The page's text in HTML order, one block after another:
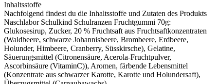
Inhaltsstoffe
Nachfolgend findest du die Inhaltsstoffe und Zutaten des Produkts
Naschlabor Schulkind Schulranzen Fruchtgummi 70g:
Glukosesirup, Zucker, 20 % Fruchtsaft aus Fruchtsaftkonzentraten
(Waldbeere, schwarze Johannisbeere, Brombeere, Erdbeere,
Holunder, Himbeere, Cranberry, Süsskirsche), Gelatine,
Säuerungsmittel (Citronensäure, Acerola-Fruchtpulver,
Ascorbinsäure (VitaminC)), Aromen, färbende Lebensmittel
(Konzentrate aus schwarzer Karotte, Karotte und Holundersaft),